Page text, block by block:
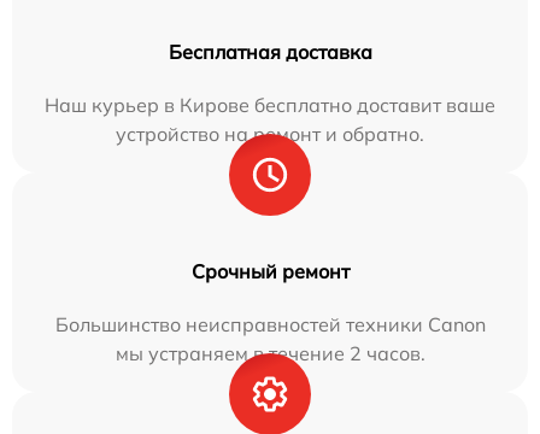
Бесплатная доставка
Наш курьер в Кирове бесплатно доставит ваше
устройство на ремонт и обратно.
Срочный ремонт
Большинство неисправностей техники Canon
мы устраняем в течение 2 часов.